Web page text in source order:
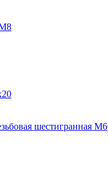
шестигранная М6